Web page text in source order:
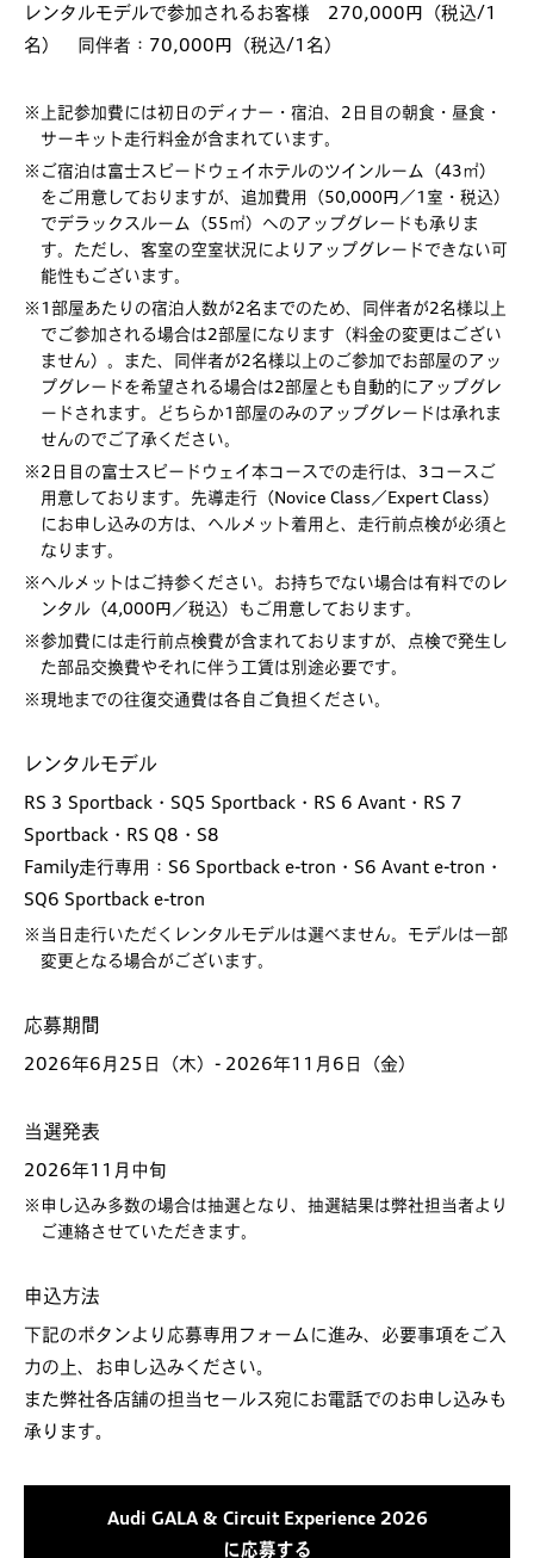
レンタルモデルで参加されるお客様 270,000円（税込/1
名） 同伴者：70,000円（税込/1名）
※上記参加費には初日のディナー・宿泊、2日目の朝食・昼食・
サーキット走行料金が含まれています。
※ご宿泊は富士スピードウェイホテルのツインルーム（43㎡）
をご用意しておりますが、追加費用（50,000円／1室・税込）
でデラックスルーム（55㎡）へのアップグレードも承りま
す。ただし、客室の空室状況によりアップグレードできない可
能性もございます。
※1部屋あたりの宿泊人数が2名までのため、同伴者が2名様以上
でご参加される場合は2部屋になります（料金の変更はござい
ません）。また、同伴者が2名様以上のご参加でお部屋のアッ
プグレードを希望される場合は2部屋とも自動的にアップグレ
ードされます。どちらか1部屋のみのアップグレードは承れま
せんのでご了承ください。
※2日目の富士スピードウェイ本コースでの走行は、3コースご
用意しております。先導走行（Novice Class／Expert Class）
にお申し込みの方は、ヘルメット着用と、走行前点検が必須と
なります。
※ヘルメットはご持参ください。お持ちでない場合は有料でのレ
ンタル（4,000円／税込）もご用意しております。
※参加費には走行前点検費が含まれておりますが、点検で発生し
た部品交換費やそれに伴う工賃は別途必要です。
※現地までの往復交通費は各自ご負担ください。
レンタルモデル
RS 3 Sportback・SQ5 Sportback・RS 6 Avant・RS 7
Sportback・RS Q8・S8
Family走行専用：S6 Sportback e-tron・S6 Avant e-tron・
SQ6 Sportback e-tron
※当日走行いただくレンタルモデルは選べません。モデルは一部
変更となる場合がございます。
応募期間
2026年6月25日（木）- 2026年11月6日（金）
当選発表
2026年11月中旬
※申し込み多数の場合は抽選となり、抽選結果は弊社担当者より
ご連絡させていただきます。
申込方法
下記のボタンより応募専用フォームに進み、必要事項をご入
力の上、お申し込みください。
また弊社各店舗の担当セールス宛にお電話でのお申し込みも
承ります。
Audi GALA & Circuit Experience 2026
に応募する